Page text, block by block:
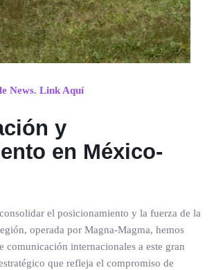
News. Link Aquí
y
en México-
el posicionamiento y la fuerza de la
operada por Magna-Magma, hemos
comunicación internacionales a este gran
que refleja el compromiso de